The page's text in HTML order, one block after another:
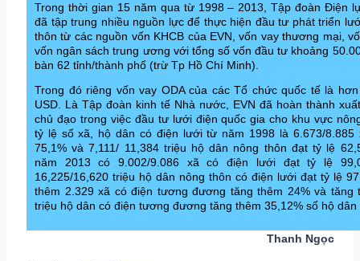
Trong thời gian 15 năm qua từ 1998 – 2013, Tập đoàn Điện
đã tập trung nhiều nguồn lực để thực hiện đầu tư phát triển
thôn từ các nguồn vốn KHCB của EVN, vốn vay thương mại,
vốn ngân sách trung ương với tổng số vốn đầu tư khoảng
bàn 62 tỉnh/thành phố (trừ Tp Hồ Chí Minh).
Trong đó riêng vốn vay ODA của các Tổ chức quốc tế là
USD. Là Tập đoàn kinh tế Nhà nước, EVN đã hoàn thành
chủ đạo trong việc đầu tư lưới điện quốc gia cho khu vực
tỷ lệ số xã, hộ dân có điện lưới từ năm 1998 là 6.673/8.885
75,1% và 7,111/ 11,384 triệu hộ dân nông thôn đạt tỷ lệ
năm 2013 có 9.002/9.086 xã có điện lưới đạt tỷ lệ
16,225/16,620 triệu hộ dân nông thôn có điện lưới đạt tỷ lệ
thêm 2.329 xã có điện tương đương tăng thêm 24% và tăng
triệu hộ dân có điện tương đương tăng thêm 35,12% số hộ dân
Thanh Ngọc